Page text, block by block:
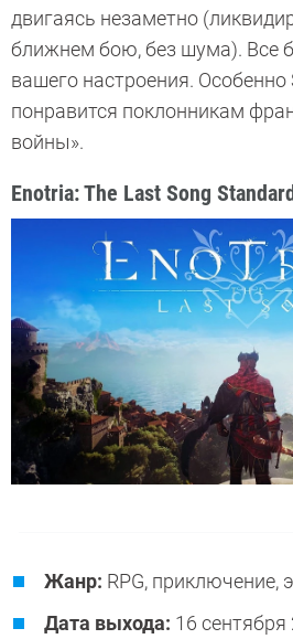
двигаясь незаметно
ближнем бою, без шума). Все
вашего настроения.
понравится поклонникам
войны».
Enotria: The Last Song
Жанр: RPG, приключение,
Дата выхода: 16 сентября